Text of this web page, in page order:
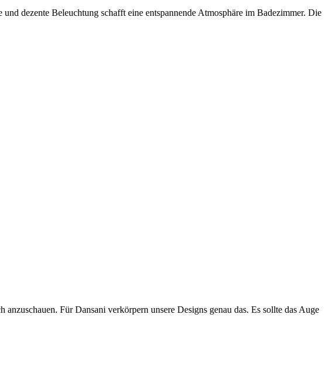
dezente Beleuchtung schafft eine entspannende Atmosphäre im Badezimmer. Die
Für Dansani verkörpern unsere Designs genau das. Es sollte das Auge